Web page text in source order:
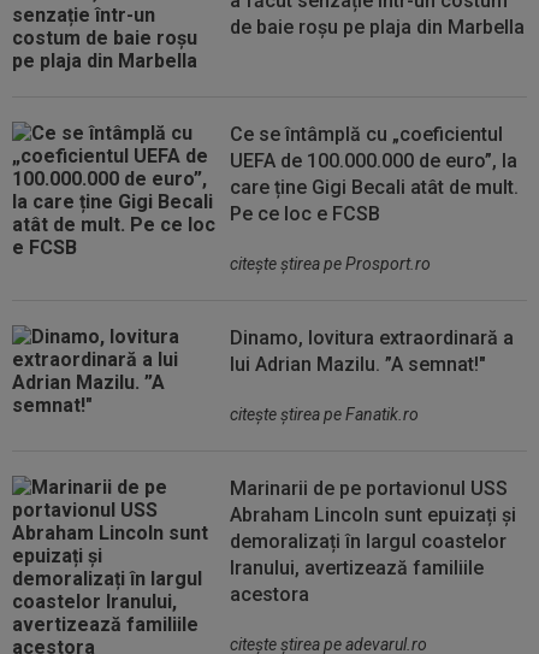
de baie roșu pe plaja din Marbella
Ce se întâmplă cu „coeficientul
UEFA de 100.000.000 de euro”, la
care ține Gigi Becali atât de mult.
Pe ce loc e FCSB
citeşte ştirea pe Prosport.ro
Dinamo, lovitura extraordinară a
lui Adrian Mazilu. ”A semnat!"
citeşte ştirea pe Fanatik.ro
Marinarii de pe portavionul USS
Abraham Lincoln sunt epuizați și
demoralizați în largul coastelor
Iranului, avertizează familiile
acestora
citeşte ştirea pe adevarul.ro